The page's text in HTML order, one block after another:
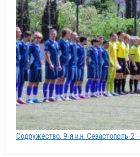
Содружество. 9-я и.н. Севастополь-2